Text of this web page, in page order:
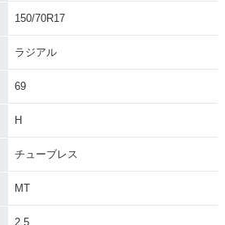
150/70R17
ラジアル
69
H
チューブレス
MT
2.5